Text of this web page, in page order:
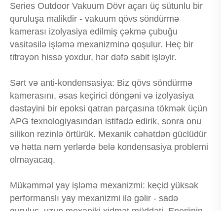
Series Outdoor Vakuum Dövr açarı üç sütunlu bir
quruluşa malikdir - vakuum qövs söndürmə
kamerası izolyasiya edilmiş çəkmə çubuğu
vasitəsilə işləmə mexanizminə qoşulur. Heç bir
titrəyən hissə yoxdur, hər dəfə sabit işləyir.
Sərt və anti-kondensasiya: Biz qövs söndürmə
kamerasını, əsas keçirici döngəni və izolyasiya
dəstəyini bir epoksi qatran parçasına tökmək üçün
APG texnologiyasından istifadə edirik, sonra onu
silikon rezinlə örtürük. Mexanik cəhətdən güclüdür
və hətta nəm yerlərdə belə kondensasiya problemi
olmayacaq.
Mükəmməl yay işləmə mexanizmi: keçid yüksək
performanslı yay mexanizmi ilə gəlir - sadə